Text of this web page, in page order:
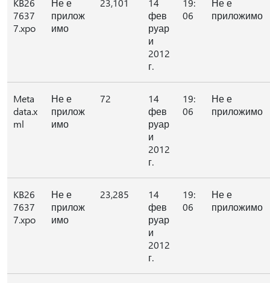
KB26
7637
7.xpo
Не е
прилож
имо
23,101
14
фев
руар
и
2012
г.
19:
06
Не е
приложимо
Meta
data.x
ml
Не е
прилож
имо
72
14
фев
руар
и
2012
г.
19:
06
Не е
приложимо
KB26
7637
7.xpo
Не е
прилож
имо
23,285
14
фев
руар
и
2012
г.
19:
06
Не е
приложимо